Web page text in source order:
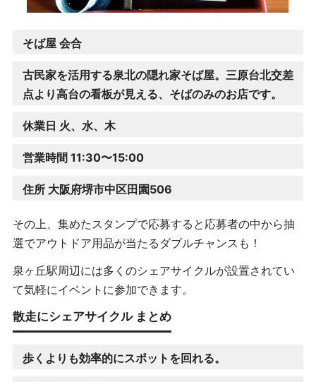
そば屋 会合
古民家を活用する泉北の隠れ家そば屋。三原台北交差
点より高台の看板が見える、そばのみのお店です。
休業日 火、水、木
営業時間 11:30〜15:00
住所 大阪府堺市中区田園506
その上、集めたスタンプで応募すると応募者の中から抽
選でアウトドア用品が当たるダブルチャンスも！
泉ヶ丘駅周辺には多くのシェアサイクルが設置されてい
て気軽にイベントに参加できます。
散走にシェアサイクル まとめ
歩くよりも効率的にスポットを回れる。